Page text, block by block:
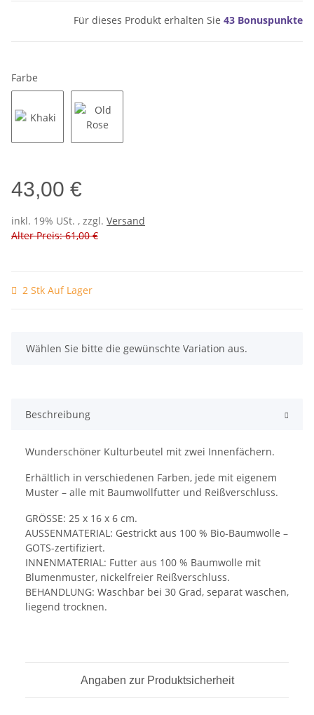
Für dieses Produkt erhalten Sie 43 Bonuspunkte
Farbe
43,00 €
inkl. 19% USt. , zzgl. Versand
Alter Preis: 61,00 €
2 Stk Auf Lager
x
Wählen Sie bitte die gewünschte Variation aus.
Beschreibung
Wunderschöner Kulturbeutel mit zwei Innenfächern.
Erhältlich in verschiedenen Farben, jede mit eigenem
Muster – alle mit Baumwollfutter und Reißverschluss.
GRÖSSE: 25 x 16 x 6 cm.
AUSSENMATERIAL: Gestrickt aus 100 % Bio-Baumwolle –
GOTS-zertifiziert.
INNENMATERIAL: Futter aus 100 % Baumwolle mit
Blumenmuster, nickelfreier Reißverschluss.
BEHANDLUNG: Waschbar bei 30 Grad, separat waschen,
liegend trocknen.
Angaben zur Produktsicherheit